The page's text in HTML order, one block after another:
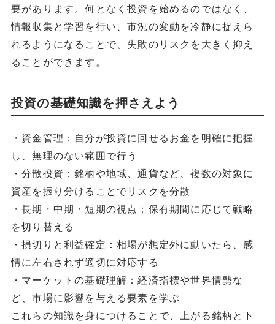
要があります。何となく投資を始めるのではなく、
情報収集と学習を行い、市況の変動を冷静に捉えら
れるようになることで、失敗のリスクを大きく抑え
ることができます。
投資の基礎知識を押さえよう
・資金管理：自分が投資に回せるお金を明確に把握
し、無理のない範囲で行う
・分散投資：銘柄や地域、通貨など、複数の対象に
資産を振り分けることでリスクを分散
・長期・中期・短期の視点：保有期間に応じて戦略
を切り替える
・損切りと利益確定：相場が想定外に動いたら、感
情に左右されず適切に対応する
・マーケットの基礎理解：経済指標や世界情勢な
ど、市場に影響を与える要素を学ぶ
これらの知識を身につけることで、上がる銘柄と下